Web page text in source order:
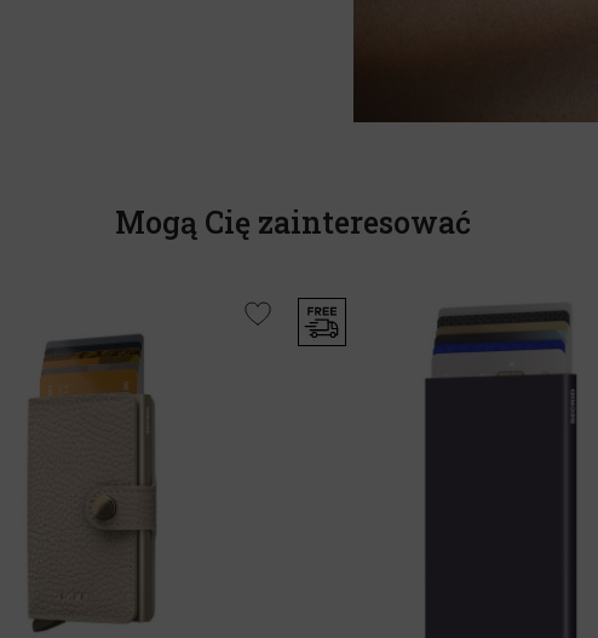
Mogą Cię zainteresować